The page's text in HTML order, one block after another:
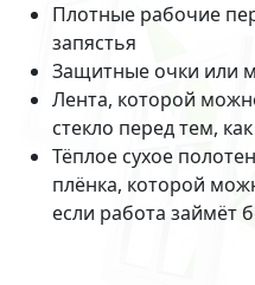
Плотные рабочие
запястья
Защитные очки или
Лента, которой
стекло перед тем,
Тёплое сухое
плёнка, которой
если работа займёт